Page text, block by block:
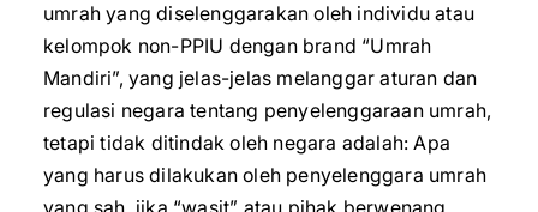
umrah yang diselenggarakan oleh individu atau
kelompok non-PPIU dengan brand “Umrah
Mandiri”, yang jelas-jelas melanggar aturan dan
regulasi negara tentang penyelenggaraan umrah,
tetapi tidak ditindak oleh negara adalah: Apa
yang harus dilakukan oleh penyelenggara umrah
yang sah, jika “wasit” atau pihak berwenang